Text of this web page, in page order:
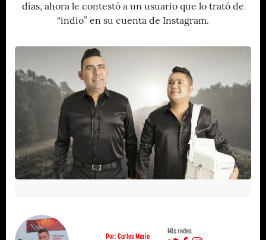
días, ahora le contestó a un usuario que lo trató de
“indio” en su cuenta de Instagram.
Por: Carlos Mario
Mis redes